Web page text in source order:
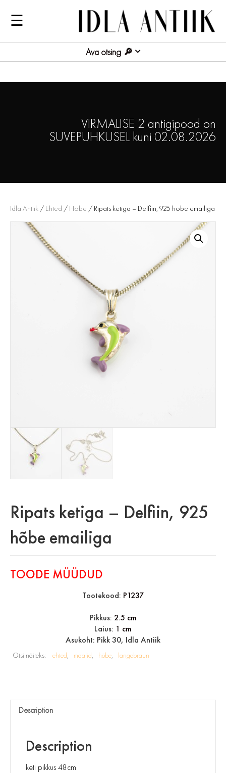
☰
Ava otsing
VIRMALISE 2 antigipood on
SUVEPUHKUSEL kuni 02.08.2026
Idla Antiik / Ehted / Hõbe / Ripats ketiga – Delfiin, 925 hõbe emailiga
Ripats ketiga – Delfiin, 925
hõbe emailiga
TOODE MÜÜDUD
Tootekood: P1237
Pikkus: 2.5 cm
Laius: 1 cm
Asukoht: Pikk 30, Idla Antiik
Otsi näiteks: ehted maalid hõbe langebraun
Description
Description
keti pikkus 48cm